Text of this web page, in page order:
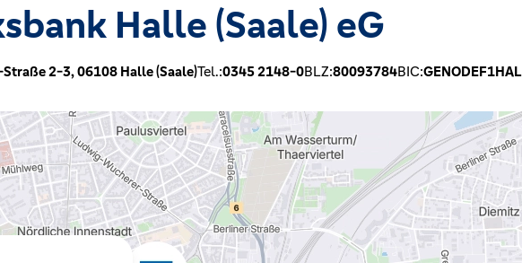
Halle (Saale) eG
2-3,06108 Halle (Saale)Tel.:0345 2148-0BLZ:80093784BIC:GENODEF1HAL